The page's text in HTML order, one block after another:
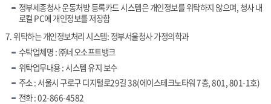
정부세종청사 운동처방 등록카드 시스템은 개인정보를 위탁하지 않으며, 청사 내
로컬 PC에 개인정보를 저장함
7. 위탁하는 개인정보처리 시스템: 정부서울청사 가정의학과
수탁업체명 : ㈜네오소프트뱅크
위탁업무내용 : 시스템 유지 보수
주소 : 서울시 구로구 디지털로29길 38(에이스테크노타워 7층, 801, 801-1호)
전화 : 02-866-4582